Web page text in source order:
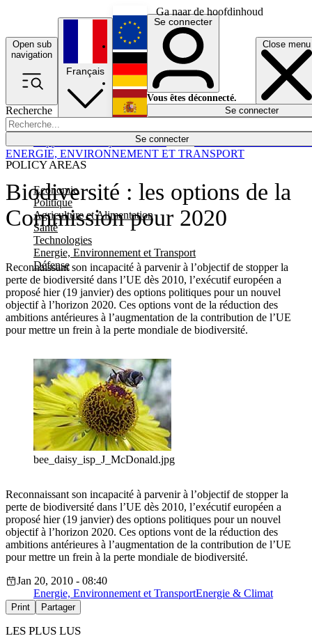
Ga naar de hoofdinhoud
Open sub
navigation
Close menu
Recherche
Se connecter
POLICY AREAS
Economie
Politique
Agriculture et Alimentation
Santé
Technologies
Energie, Environnement et Transport
Défense
Économie
Français
English
Deutsch
Español
Se connecter
Vous êtes déconnecté.
Se connecter
Biodiversité : les options de la
Commission pour 2020
Reconnaissant son incapacité à parvenir à l’objectif de stopper la
perte de biodiversité dans l’UE dès 2010, l’exécutif européen a
proposé hier (19 janvier) des options politiques pour un nouvel
objectif à l’horizon 2020. Ces options vont de la réduction des
ambitions antérieures à l’augmentation de la contribution de l’UE
pour mettre un frein à la perte mondiale de biodiversité.
ENERGIE, ENVIRONNEMENT ET TRANSPORT
bee_daisy_isp_J_McDonald.jpg
Reconnaissant son incapacité à parvenir à l’objectif de stopper la
perte de biodiversité dans l’UE dès 2010, l’exécutif européen a
proposé hier (19 janvier) des options politiques pour un nouvel
objectif à l’horizon 2020. Ces options vont de la réduction des
ambitions antérieures à l’augmentation de la contribution de l’UE
pour mettre un frein à la perte mondiale de biodiversité.
Jan 20, 2010 - 08:40
Energie, Environnement et TransportEnergie & Climat
Print Partager
LES PLUS LUS